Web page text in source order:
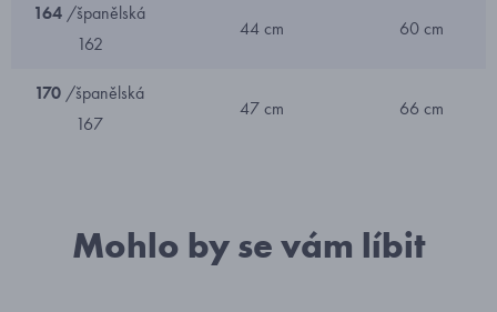
164 /španělská
162
44 cm 60 cm
170 /španělská
167
47 cm 66 cm
Mohlo by se vám líbit